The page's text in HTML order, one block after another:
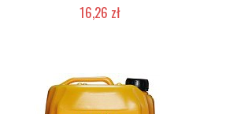
16,26 zł